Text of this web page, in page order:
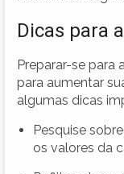
Dicas para
Preparar-se para
para aumentar
algumas dicas
Pesquise
os valores da